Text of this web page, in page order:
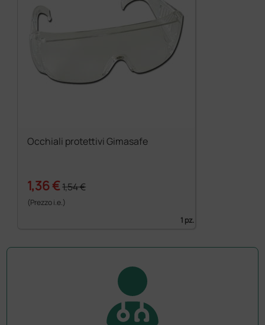
Occhiali protettivi Gimasafe
1,36 €1,54 €
(Prezzo i.e.)
1 pz.